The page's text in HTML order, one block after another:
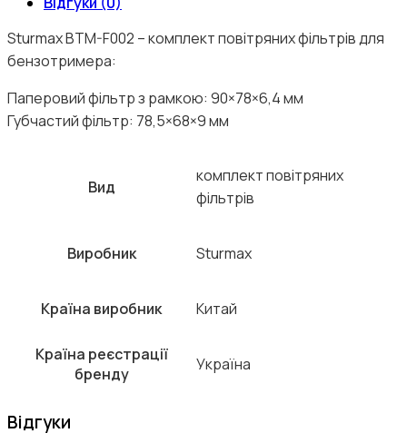
Sturmax BTM-F002 – комплект повітряних фільтрів для
бензотримера:
Паперовий фільтр з рамкою: 90×78×6,4 мм
Губчастий фільтр: 78,5×68×9 мм
Вид
комплект повітряних
фільтрів
Виробник Sturmax
Країна виробник Китай
Країна реєстрації
бренду
Україна
Відгуки